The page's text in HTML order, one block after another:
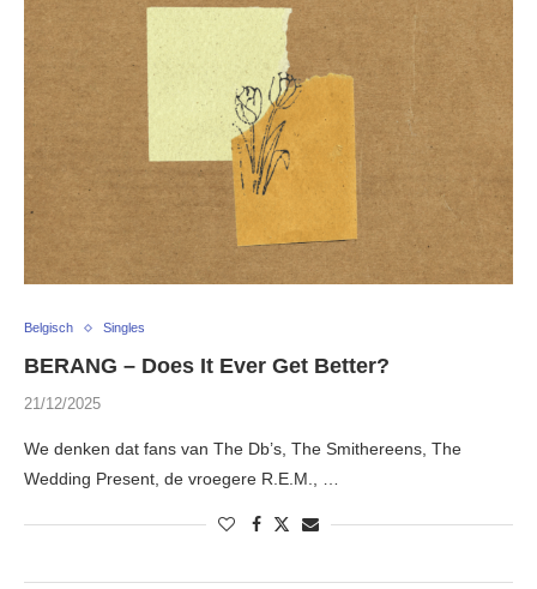
Belgisch Singles
BERANG – Does It Ever Get Better?
21/12/2025
We denken dat fans van The Db’s, The Smithereens, The
Wedding Present, de vroegere R.E.M., …